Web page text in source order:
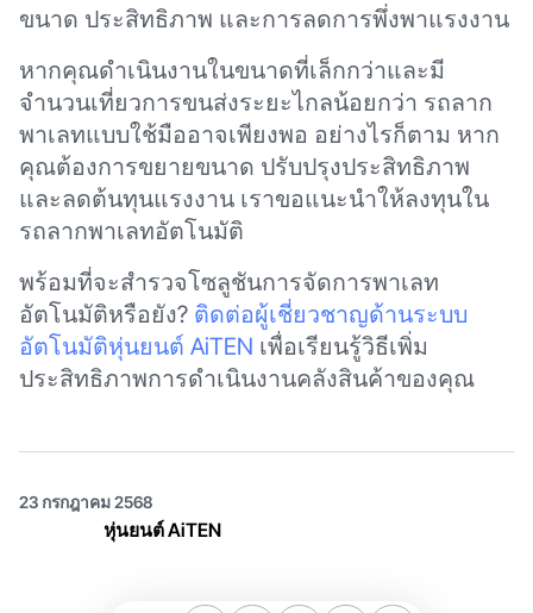
ขนาด ประสิทธิภาพ และการลดการพึ่งพาแรงงาน
หากคุณดำเนินงานในขนาดที่เล็กกว่าและมี
จำนวนเที่ยวการขนส่งระยะไกลน้อยกว่า รถลาก
พาเลทแบบใช้มืออาจเพียงพอ อย่างไรก็ตาม หาก
คุณต้องการขยายขนาด ปรับปรุงประสิทธิภาพ
และลดต้นทุนแรงงาน เราขอแนะนำให้ลงทุนใน
รถลากพาเลทอัตโนมัติ
พร้อมที่จะสำรวจโซลูชันการจัดการพาเลท
อัตโนมัติหรือยัง? ติดต่อผู้เชี่ยวชาญด้านระบบ
อัตโนมัติหุ่นยนต์ AiTEN เพื่อเรียนรู้วิธีเพิ่ม
ประสิทธิภาพการดำเนินงานคลังสินค้าของคุณ
23 กรกฎาคม 2568
หุ่นยนต์ AiTEN